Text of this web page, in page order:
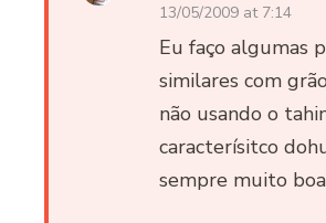
13/05/2009 at 7:14
Eu faço algumas
similares com
não usando o
caracterísitco
sempre muito